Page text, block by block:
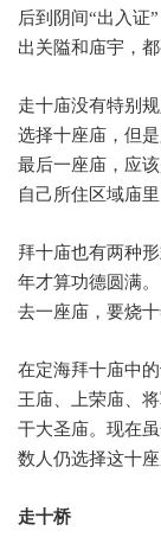
后到阴间“出入证”
出关隘和庙宇，
走十庙没有特别
选择十座庙，但
最后一座庙，应
自己所住区域庙
拜十庙也有两种
年才算功德圆满
去一座庙，要烧十
在定海拜十庙中
王庙、上荣庙、
干大圣庙。现在
数人仍选择这十
走十桥